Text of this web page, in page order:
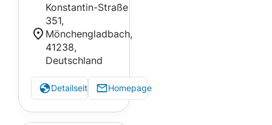
Konstantin-Straße
351,
Mönchengladbach,
41238,
Deutschland
Detailseite Homepage